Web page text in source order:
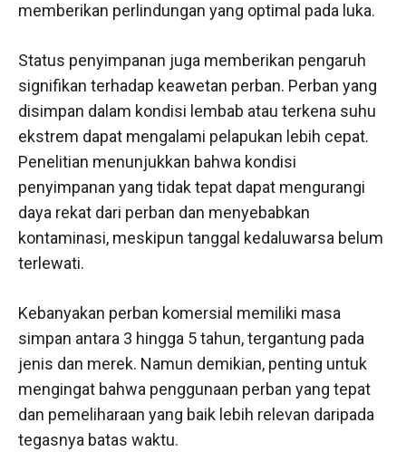
memberikan perlindungan yang optimal pada luka.
Status penyimpanan juga memberikan pengaruh
signifikan terhadap keawetan perban. Perban yang
disimpan dalam kondisi lembab atau terkena suhu
ekstrem dapat mengalami pelapukan lebih cepat.
Penelitian menunjukkan bahwa kondisi
penyimpanan yang tidak tepat dapat mengurangi
daya rekat dari perban dan menyebabkan
kontaminasi, meskipun tanggal kedaluwarsa belum
terlewati.
Kebanyakan perban komersial memiliki masa
simpan antara 3 hingga 5 tahun, tergantung pada
jenis dan merek. Namun demikian, penting untuk
mengingat bahwa penggunaan perban yang tepat
dan pemeliharaan yang baik lebih relevan daripada
tegasnya batas waktu.